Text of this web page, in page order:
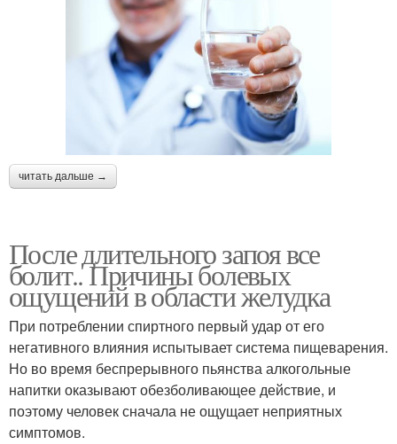
читать дальше →
После длительного запоя все
болит.. Причины болевых
ощущений в области желудка
При потреблении спиртного первый удар от его
негативного влияния испытывает система пищеварения.
Но во время беспрерывного пьянства алкогольные
напитки оказывают обезболивающее действие, и
поэтому человек сначала не ощущает неприятных
симптомов.